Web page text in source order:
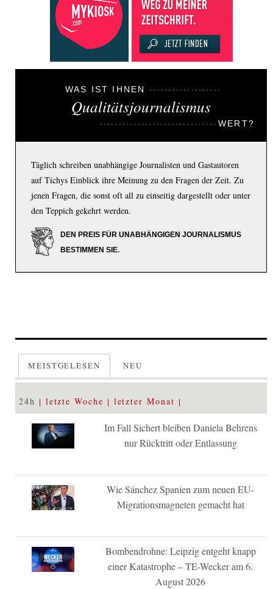
WAS IST IHNEN
Qualitätsjournalismus
WERT?
Täglich schreiben unabhängige Journalisten und Gastautoren
auf Tichys Einblick ihre Meinung zu den Fragen der Zeit. Zu
jenen Fragen, die sonst oft all zu einseitig dargestellt oder unter
den Teppich gekehrt werden.
DEN PREIS FÜR UNABHÄNGIGEN JOURNALISMUS
BESTIMMEN SIE.
MEISTGELESEN NEU
24h letzte Woche letzter Monat
Im Fall Sichert bleiben Daniela Behrens
nur Rücktritt oder Entlassung
Wie Sánchez Spanien zum neuen EU-
Migrationsmagneten gemacht hat
Bombendrohne: Leipzig entgeht knapp
einer Katastrophe – TE-Wecker am 6.
August 2026